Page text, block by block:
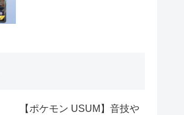
【ポケモン USUM】音技や